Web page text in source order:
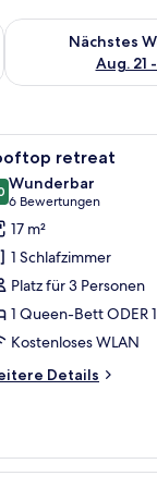
Aug.
Nächstes
Aug. 21
Überprüfe die
Spiegel, Fernseher
8 retreat
von 10
Wunderbar
6 Bewertungen
(6
Bewertungen)
17 m²
1 Schlafzimmer
Platz für 3 Personen
1 Queen-Bett ODER
Kostenloses WLAN
Details
Bett, einem